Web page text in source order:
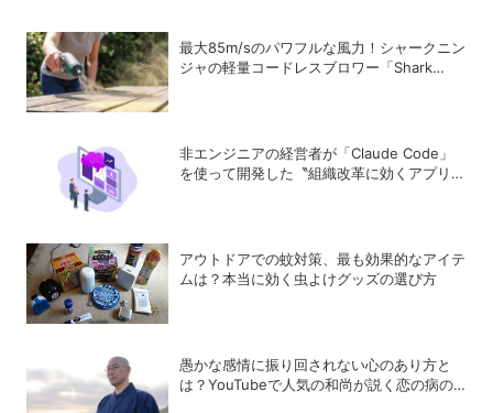
最大85m/sのパワフルな風力！シャークニン
ジャの軽量コードレスブロワー「Shark
非エンジニアの経営者が「Claude Code」
を使って開発した〝組織改革に効くアプリ〟
アウトドアでの蚊対策、最も効果的なアイテ
ムは？本当に効く虫よけグッズの選び方
愚かな感情に振り回されない心のあり方と
は？YouTubeで人気の和尚が説く恋の病の